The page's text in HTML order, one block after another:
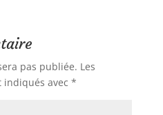
pas publiée. Les
indiqués avec *